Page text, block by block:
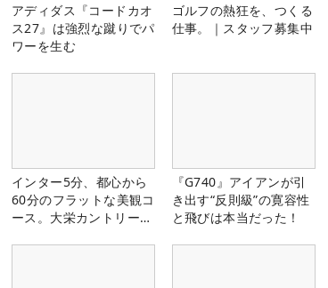
アディダス『コードカオ
ス27』は強烈な蹴りでパ
ワーを生む
ゴルフの熱狂を、つくる
仕事。｜スタッフ募集中
インター5分、都心から
60分のフラットな美観コ
ース。大栄カントリー俱
『G740』アイアンが引
き出す“反則級”の寛容性
と飛びは本当だった！